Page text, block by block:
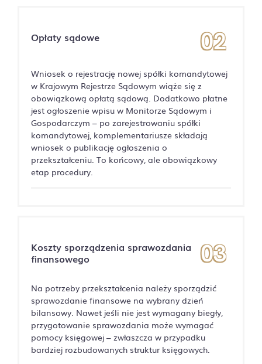
Opłaty sądowe
Wniosek o rejestrację nowej spółki komandytowej
w Krajowym Rejestrze Sądowym wiąże się z
obowiązkową opłatą sądową. Dodatkowo płatne
jest ogłoszenie wpisu w Monitorze Sądowym i
Gospodarczym – po zarejestrowaniu spółki
komandytowej, komplementariusze składają
wniosek o publikację ogłoszenia o
przekształceniu. To końcowy, ale obowiązkowy
etap procedury.
Koszty sporządzenia sprawozdania
finansowego
Na potrzeby przekształcenia należy sporządzić
sprawozdanie finansowe na wybrany dzień
bilansowy. Nawet jeśli nie jest wymagany biegły,
przygotowanie sprawozdania może wymagać
pomocy księgowej – zwłaszcza w przypadku
bardziej rozbudowanych struktur księgowych.